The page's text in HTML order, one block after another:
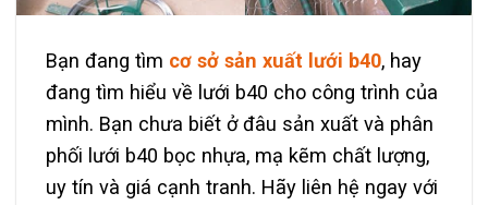
Bạn đang tìm cơ sở sản xuất lưới b40, hay
đang tìm hiểu về lưới b40 cho công trình của
mình. Bạn chưa biết ở đâu sản xuất và phân
phối lưới b40 bọc nhựa, mạ kẽm chất lượng,
uy tín và giá cạnh tranh. Hãy liên hệ ngay với